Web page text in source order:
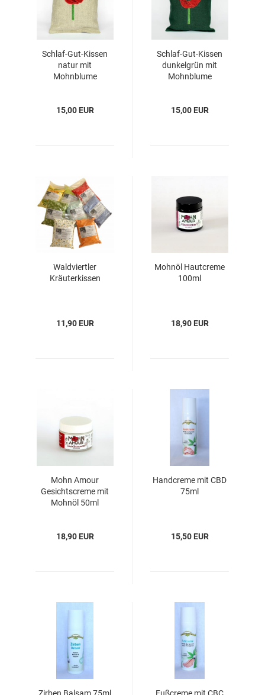
Schlaf-Gut-Kissen
natur mit
Mohnblume
15,00 EUR
Schlaf-Gut-Kissen
dunkelgrün mit
Mohnblume
15,00 EUR
Waldviertler
Kräuterkissen
11,90 EUR
Mohnöl Hautcreme
100ml
18,90 EUR
Mohn Amour
Gesichtscreme mit
Mohnöl 50ml
18,90 EUR
Handcreme mit CBD
75ml
15,50 EUR